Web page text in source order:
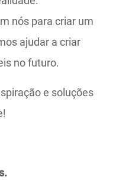
nós para criar um
ajudar a criar
no futuro.
e soluções